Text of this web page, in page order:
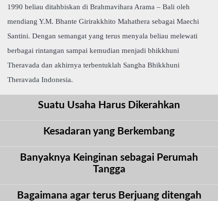
1990 beliau ditahbiskan di Brahmavihara Arama – Bali oleh
mendiang Y.M. Bhante Girirakkhito Mahathera sebagai Maechi
Santini. Dengan semangat yang terus menyala beliau melewati
berbagai rintangan sampai kemudian menjadi bhikkhuni
Theravada dan akhirnya terbentuklah Sangha Bhikkhuni
Theravada Indonesia.
Suatu Usaha Harus Dikerahkan
Kesadaran yang Berkembang
Banyaknya Keinginan sebagai Perumah
Tangga
Bagaimana agar terus Berjuang ditengah